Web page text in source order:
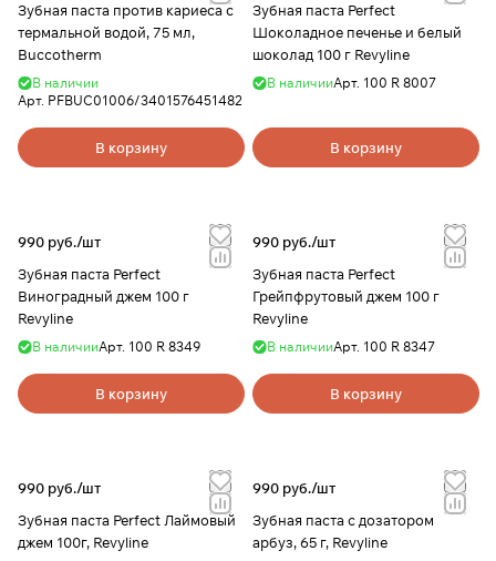
Зубная паста против кариеса с
термальной водой, 75 мл,
Buccotherm
В наличии
Арт. PFBUC01006/3401576451482
В корзину
Зубная паста Perfect
Шоколадное печенье и белый
шоколад 100 г Revyline
В наличииАрт. 100 R 8007
В корзину
990 руб./шт
Зубная паста Perfect
Виноградный джем 100 г
Revyline
В наличииАрт. 100 R 8349
В корзину
990 руб./шт
Зубная паста Perfect
Грейпфрутовый джем 100 г
Revyline
В наличииАрт. 100 R 8347
В корзину
990 руб./шт
Зубная паста Perfect Лаймовый
джем 100г, Revyline
990 руб./шт
Зубная паста с дозатором
арбуз, 65 г, Revyline